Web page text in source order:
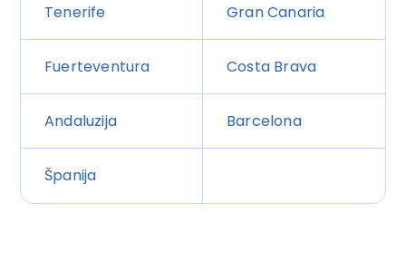
Tenerife Gran Canaria
Fuerteventura Costa Brava
Andaluzija Barcelona
Španija